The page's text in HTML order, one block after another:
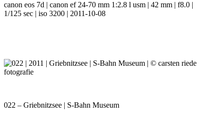
canon eos 7d | canon ef 24-70 mm 1:2.8 l usm | 42 mm | f8.0 |
1/125 sec | iso 3200 | 2011-10-08
022 – Griebnitzsee | S-Bahn Museum